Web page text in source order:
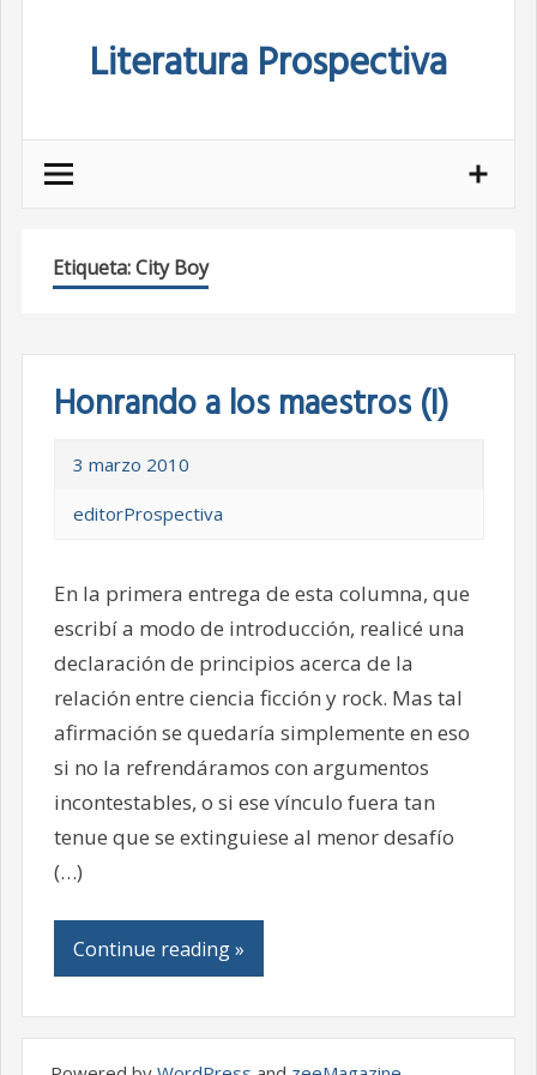
Literatura Prospectiva
Etiqueta:City Boy
Honrando a los maestros (I)
3 marzo 2010
editorProspectiva
En la primera entrega de esta columna, que
escribí a modo de introducción, realicé una
declaración de principios acerca de la
relación entre ciencia ficción y rock. Mas tal
afirmación se quedaría simplemente en eso
si no la refrendáramos con argumentos
incontestables, o si ese vínculo fuera tan
tenue que se extinguiese al menor desafío
(…)
Continue reading »